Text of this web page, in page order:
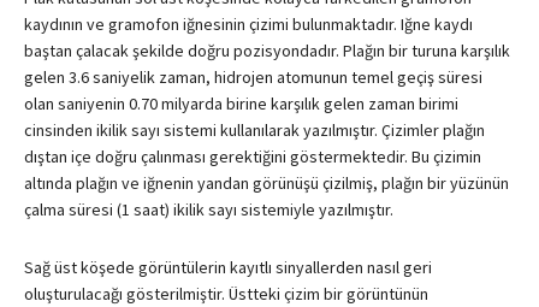
kaydının ve gramofon iğnesinin çizimi bulunmaktadır. Iğne kaydı
baştan çalacak şekilde doğru pozisyondadır. Plağın bir turuna karşılık
gelen 3.6 saniyelik zaman, hidrojen atomunun temel geçiş süresi
olan saniyenin 0.70 milyarda birine karşılık gelen zaman birimi
cinsinden ikilik sayı sistemi kullanılarak yazılmıştır. Çizimler plağın
dıştan içe doğru çalınması gerektiğini göstermektedir. Bu çizimin
altında plağın ve iğnenin yandan görünüşü çizilmiş, plağın bir yüzünün
çalma süresi (1 saat) ikilik sayı sistemiyle yazılmıştır.
Sağ üst köşede görüntülerin kayıtlı sinyallerden nasıl geri
oluşturulacağı gösterilmiştir. Üstteki çizim bir görüntünün